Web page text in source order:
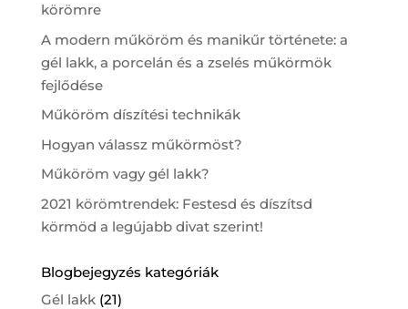
körömre
A modern műköröm és manikűr története: a
gél lakk, a porcelán és a zselés műkörmök
fejlődése
Műköröm díszítési technikák
Hogyan válassz műkörmöst?
Műköröm vagy gél lakk?
2021 körömtrendek: Festesd és díszítsd
körmöd a legújabb divat szerint!
Blogbejegyzés kategóriák
Gél lakk(21)